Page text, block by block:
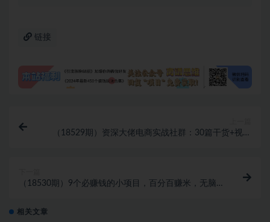
链接
（18529期）资深大佬电商实战社群：30篇干货+视频
（18530期）9个必赚钱的小项目，百分百赚米，无脑
相关文章